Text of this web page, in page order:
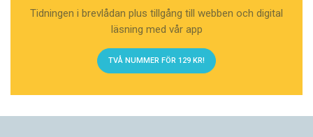
Tidningen i brevlådan plus tillgång till webben och digital
läsning med vår app
TVÅ NUMMER FÖR 129 KR!